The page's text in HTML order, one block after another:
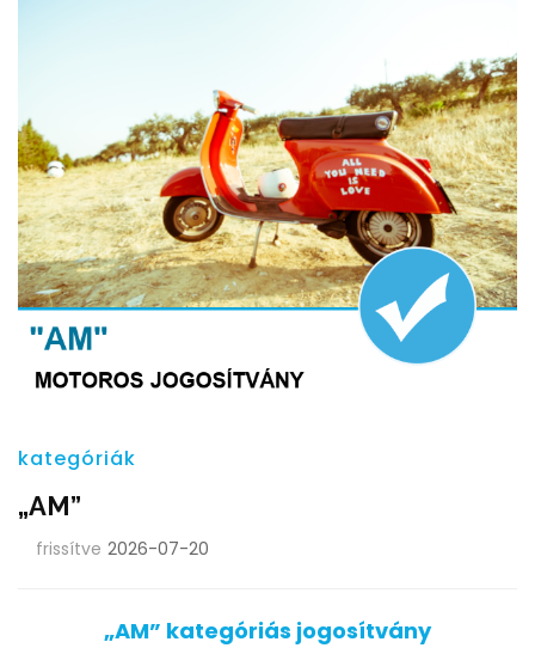
kategóriák
„AM”
frissítve 2026-07-20
„AM” kategóriás jogosítvány